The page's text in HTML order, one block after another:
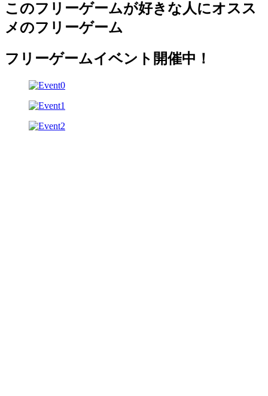
このフリーゲームが好きな人にオスス
メのフリーゲーム
フリーゲームイベント開催中！